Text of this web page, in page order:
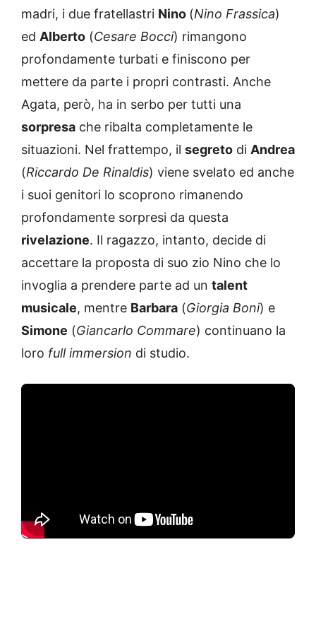
madri, i due fratellastri Nino (Nino Frassica)
ed Alberto (Cesare Bocci) rimangono
profondamente turbati e finiscono per
mettere da parte i propri contrasti. Anche
Agata, però, ha in serbo per tutti una
sorpresa che ribalta completamente le
situazioni. Nel frattempo, il segreto di Andrea
(Riccardo De Rinaldis) viene svelato ed anche
i suoi genitori lo scoprono rimanendo
profondamente sorpresi da questa
rivelazione. Il ragazzo, intanto, decide di
accettare la proposta di suo zio Nino che lo
invoglia a prendere parte ad un talent
musicale, mentre Barbara (Giorgia Boni) e
Simone (Giancarlo Commare) continuano la
loro full immersion di studio.